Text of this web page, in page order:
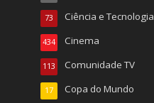
Ciência e Tecnologia
73
Cinema
434
Comunidade TV
113
Copa do Mundo
17